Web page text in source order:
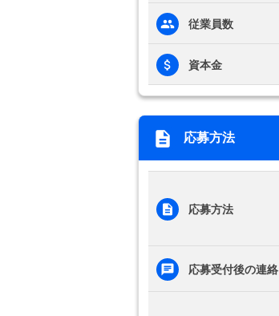
従業員数
資本金
応募方法
応募方法
応募受付後の連絡